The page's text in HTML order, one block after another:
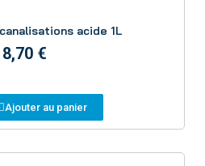
acide 1L
8,70 €
Ajouter au panier